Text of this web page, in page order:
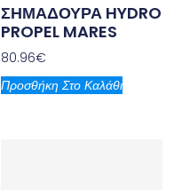
ΣΗΜΑΔΟΥΡΑ HYDRO
PROPEL MARES
80.96€
Προσθήκη Στο Καλάθι